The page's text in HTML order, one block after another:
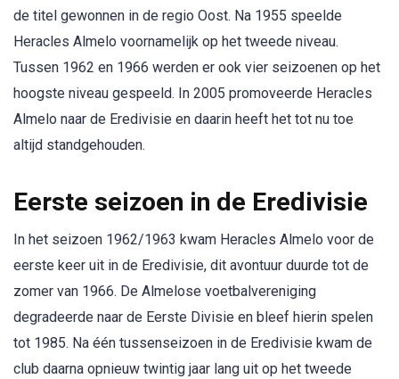
de titel gewonnen in de regio Oost. Na 1955 speelde
Heracles Almelo voornamelijk op het tweede niveau.
Tussen 1962 en 1966 werden er ook vier seizoenen op het
hoogste niveau gespeeld. In 2005 promoveerde Heracles
Almelo naar de Eredivisie en daarin heeft het tot nu toe
altijd standgehouden.
Eerste seizoen in de Eredivisie
In het seizoen 1962/1963 kwam Heracles Almelo voor de
eerste keer uit in de Eredivisie, dit avontuur duurde tot de
zomer van 1966. De Almelose voetbalvereniging
degradeerde naar de Eerste Divisie en bleef hierin spelen
tot 1985. Na één tussenseizoen in de Eredivisie kwam de
club daarna opnieuw twintig jaar lang uit op het tweede